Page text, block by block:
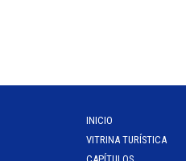
INICIO
VITRINA TURÍSTICA